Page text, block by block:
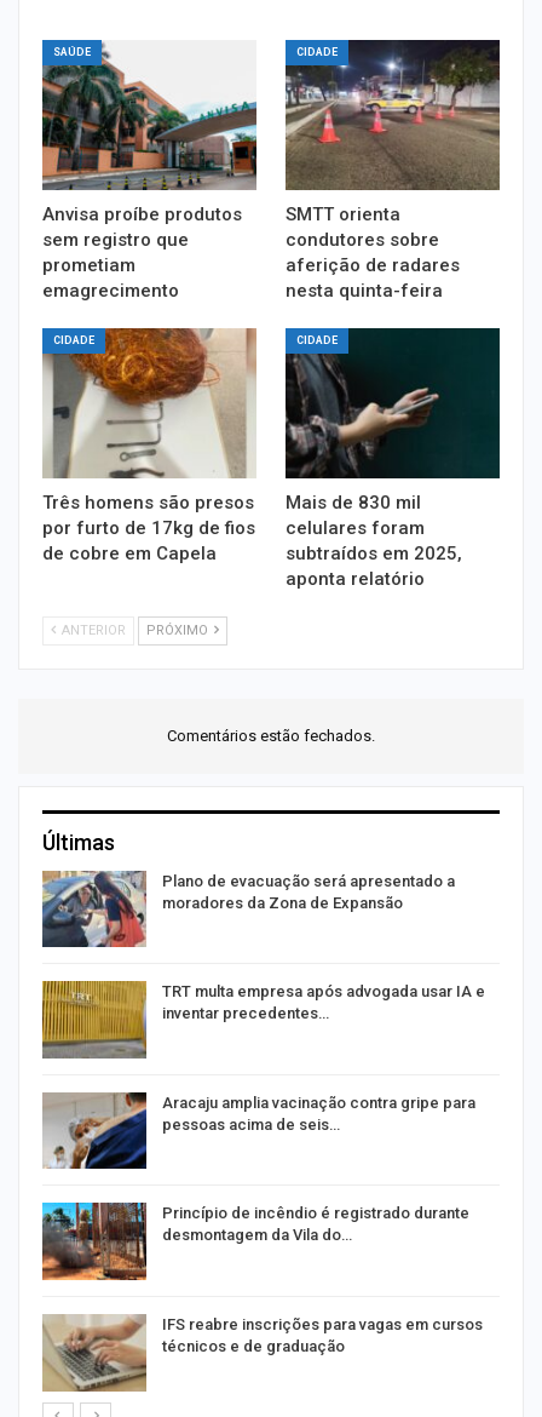
SAÚDE
Anvisa proíbe produtos
sem registro que
prometiam
emagrecimento
CIDADE
SMTT orienta
condutores sobre
aferição de radares
nesta quinta-feira
CIDADE
Três homens são presos
por furto de 17kg de fios
de cobre em Capela
CIDADE
Mais de 830 mil
celulares foram
subtraídos em 2025,
aponta relatório
ANTERIOR PRÓXIMO
Comentários estão fechados.
Últimas
Plano de evacuação será apresentado a
moradores da Zona de Expansão
TRT multa empresa após advogada usar IA e
inventar precedentes…
Aracaju amplia vacinação contra gripe para
pessoas acima de seis…
Princípio de incêndio é registrado durante
desmontagem da Vila do…
IFS reabre inscrições para vagas em cursos
técnicos e de graduação